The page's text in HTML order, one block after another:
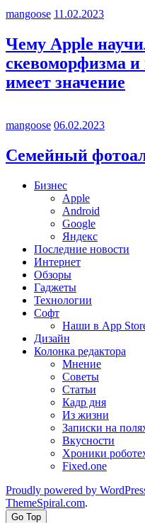
mangoose 11.02.2023
Чему Apple
скевоморфизма и
имеет значение
mangoose 06.02.2023
Семейный
Бизнес
Apple
Android
Google
Яндекс
Последние новости
Интернет
Обзоры
Гаджеты
Технологии
Софт
Наши в App
Дизайн
Колонка редактора
Мнение
Советы
Статьи
Кадр дня
Из жизни
Записки на
Вкусности
Хроники
Fixed.one
Proudly powered by
ThemeSpiral.com.
Go Top